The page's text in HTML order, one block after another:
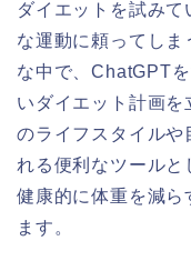
ダイエットを試み
な運動に頼ってし
な中で、ChatGPT
いダイエット計画を
のライフスタイルや
れる便利なツールと
健康的に体重を減ら
ます。